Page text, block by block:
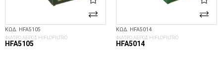
ΚΩΔ. HFA5105
ΦΙΛΤΡΟ ΑΕΡΟΣ HIFLOFILTRO
HFA5105
ΚΩΔ. HFA5014
ΦΙΛΤΡΟ ΑΕΡΟΣ HIFLOFILTRO
HFA5014